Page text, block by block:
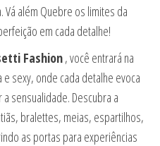
Vá além Quebre os limites da
em cada detalhe!
Fashion, você entrará na
sexy, onde cada detalhe evoca
sensualidade. Descubra a
bralettes, meias, espartilhos,
as portas para experiências